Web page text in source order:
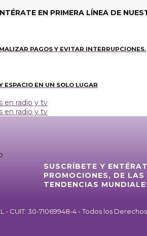
EN PRIMERA LÍNEA DE
PAGOS Y EVITAR INTERRUPCIONES.
ESPACIO EN UN SOLO LUGAR
SUSCRÍBETE Y
PROMOCIONES, DE
TENDENCIAS
- CUIT: 30-71069948-4 - Todos los